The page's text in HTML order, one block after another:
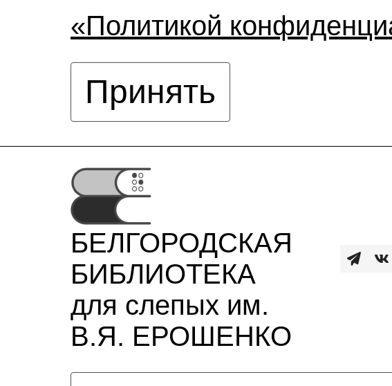
«Политикой
Принять
БЕЛГОРОДСКАЯ
БИБЛИОТЕКА
для слепых им.
В.Я. ЕРОШЕНКО